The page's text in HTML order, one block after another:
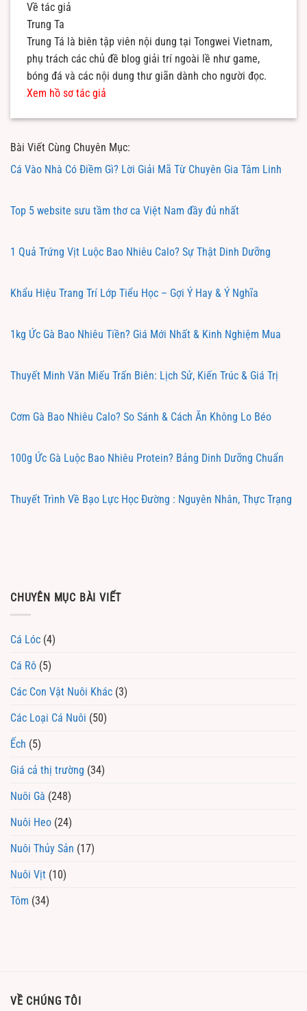
Về tác giả
Trung Ta
Trung Tá là biên tập viên nội dung tại Tongwei Vietnam,
phụ trách các chủ đề blog giải trí ngoài lề như game,
bóng đá và các nội dung thư giãn dành cho người đọc.
Xem hồ sơ tác giả
Bài Viết Cùng Chuyên Mục:
Cá Vào Nhà Có Điềm Gì? Lời Giải Mã Từ Chuyên Gia Tâm Linh
Top 5 website sưu tầm thơ ca Việt Nam đầy đủ nhất
1 Quả Trứng Vịt Luộc Bao Nhiêu Calo? Sự Thật Dinh Dưỡng
Khẩu Hiệu Trang Trí Lớp Tiểu Học – Gợi Ý Hay & Ý Nghĩa
1kg Ức Gà Bao Nhiêu Tiền? Giá Mới Nhất & Kinh Nghiệm Mua
Thuyết Minh Văn Miếu Trấn Biên: Lịch Sử, Kiến Trúc & Giá Trị
Cơm Gà Bao Nhiêu Calo? So Sánh & Cách Ăn Không Lo Béo
100g Ức Gà Luộc Bao Nhiêu Protein? Bảng Dinh Dưỡng Chuẩn
Thuyết Trình Về Bạo Lực Học Đường : Nguyên Nhân, Thực Trạng
CHUYÊN MỤC BÀI VIẾT
Cá Lóc (4)
Cá Rô (5)
Các Con Vật Nuôi Khác (3)
Các Loại Cá Nuôi (50)
Ếch (5)
Giá cả thị trường (34)
Nuôi Gà (248)
Nuôi Heo (24)
Nuôi Thủy Sản (17)
Nuôi Vịt (10)
Tôm (34)
VỀ CHÚNG TÔI